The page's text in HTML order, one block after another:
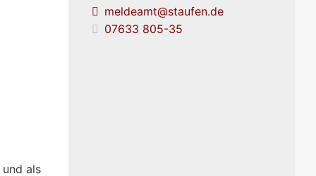
als
meldeamt@staufen.de
07633 805-35